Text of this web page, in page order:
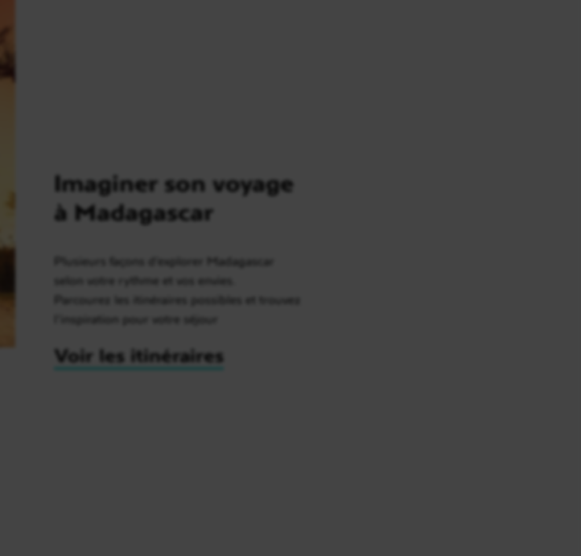
Imaginer son voyage
à Madagascar
Plusieurs façons d’explorer Madagascar
selon votre rythme et vos envies.
Parcourez les itinéraires possibles et trouvez
l’inspiration pour votre séjour
Voir les itinéraires